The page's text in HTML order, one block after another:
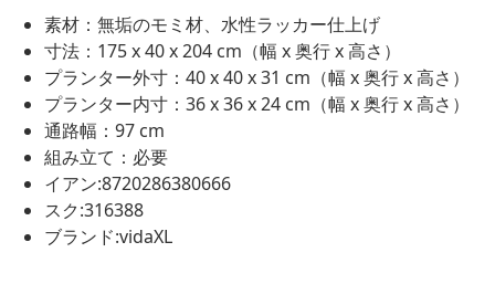
素材：無垢のモミ材、水性ラッカー仕上げ
寸法：175 x 40 x 204 cm（幅 x 奥行 x 高さ）
プランター外寸：40 x 40 x 31 cm（幅 x 奥行 x 高さ）
プランター内寸：36 x 36 x 24 cm（幅 x 奥行 x 高さ）
通路幅：97 cm
組み立て：必要
イアン:8720286380666
スク:316388
ブランド:vidaXL